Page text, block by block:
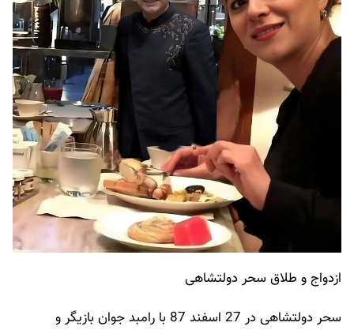
ازدواج و طلاق سحر دولتشاهی
سحر دولتشاهی در 27 اسفند 87 با رامبد جوان بازیگر و